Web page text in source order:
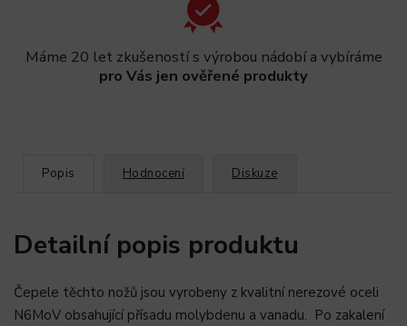
Máme 20 let zkušeností s výrobou nádobí a vybíráme
pro Vás jen ověřené produkty
Popis Hodnocení Diskuze
Detailní popis produktu
Čepele těchto nožů jsou vyrobeny z kvalitní nerezové oceli
N6MoV obsahující přísadu molybdenu a vanadu. Po zakalení